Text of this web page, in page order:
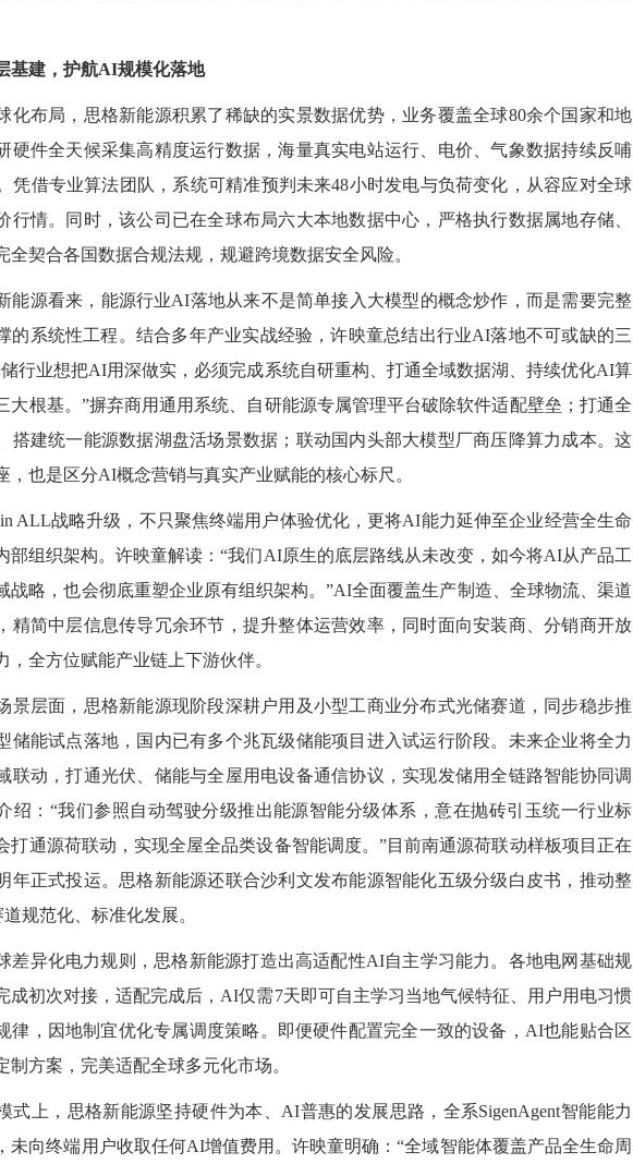
建，护航AI规模化落地
布局， 思格新能源积累了稀缺的实景数据优势，业务覆盖全球80余个国家和地
硬件全天候采集高精度运行数据，海量真实电站运行、电价、气象数据持续反哺
凭借专业算法团队，系统可精准预判未来48小时发电与负荷变化，从容应对全球
行情。同时， 该公司 已在全球布局六大本地数据中心，严格执行数据属地存储、
全契合各国数据合规法规，规避跨境数据安全风险。
能源看来，能源行业AI落地从来不是简单接入大模型的概念炒作，而是需要完整
的系统性工程。结合多年产业实战经验，许映童总结出行业AI落地不可或缺的三
行业想把AI用深做实，必须完成系统自研重构、打通全域数据湖、持续优化AI算
大根基。”摒弃商用通用系统、自研能源专属管理平台破除软件适配壁垒；打通全
搭建统一能源数据湖盘活场景数据；联动国内头部大模型厂商压降算力成本。这
，也是区分AI概念营销与真实产业赋能的核心标尺。
战略升级，不 只聚焦终端用户体验优化，更将AI能力延伸至企业经营全生命
部组织架构。许映童解读：“我们AI原生的底层路线从未改变，如今将AI从产品工
战略，也会彻底重塑企业原有组织架构。”AI全面覆盖生产制造、全球物流、渠道
精简中层信息传导冗余环节，提升整体运营效率，同时面向安装商、分销商开放
，全方位赋能产业链上下游伙伴。
景层面， 思格新能源现阶段深耕户用及小型工商业分布式光储赛道，同步稳步推
储能试点落地，国内已有多个兆瓦级储能项目进入试运行阶段。未来企业将全力
联动，打通光伏、储能与全屋用电设备通信协议，实现发储用全链路智能协同调
绍 ：“我们参照自动驾驶分级推出能源智能分级体系，意在抛砖引玉统一行业标
打通源荷联动，实现全屋全品类设备智能调度。”目前南通源荷联动样板项目正在
年正式投运。 思格新能源还联合沙利文发布能源智能化五级分级白皮书，推动整
规范化、标准化发展。
异化电力规则， 思格新能源打造出高适配性AI自主学习能力。各地电网 基础规
成初次对接，适配完成后，AI仅需7天即可自主学习当地气候特征、用户用电习惯
律，因地制宜优化专属调度策略。即便硬件配置完全一致的设备，AI也能贴合区
制方案，完美适配全球多元化市场。
式上， 思格新能源坚持硬件为本、AI普惠的发展思路，全系SigenAgent智能能力
未向终端用户收取任何AI增值费用。许映童明确：“全域智能体覆盖产品全生命周